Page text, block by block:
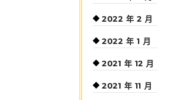
2022 年 2 月
2022 年 1 月
2021 年 12 月
2021 年 11 月